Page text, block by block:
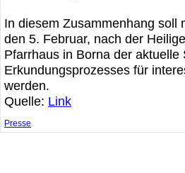
In diesem Zusammenhang soll
den 5. Februar, nach der
Pfarrhaus in Borna der
Erkundungsprozesses für
werden.
Quelle: Link
Presse